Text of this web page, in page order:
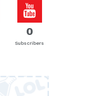
0
Subscribers